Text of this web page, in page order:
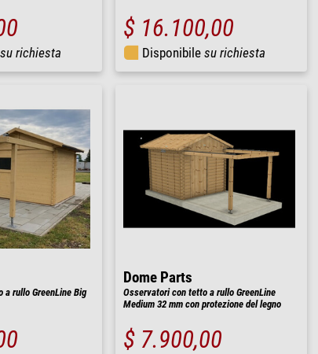
su richiesta
$ 16.100,00
Disponibile su richiesta
rullo GreenLine Big
Dome Parts
Osservatori con tetto a rullo GreenLine
Medium 32 mm con protezione del legno
$ 7.900,00